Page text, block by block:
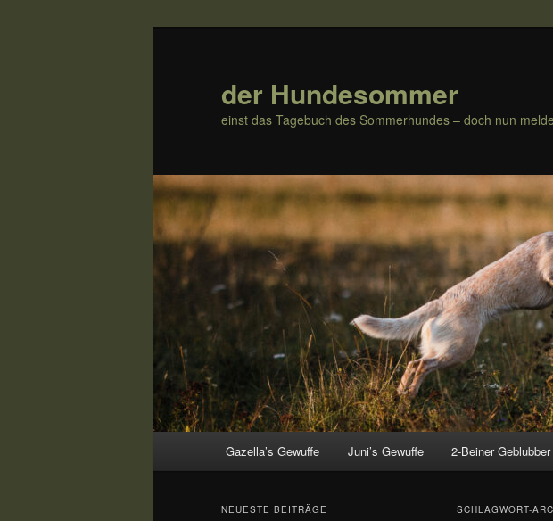
der Hundesommer
einst das Tagebuch des Sommerhundes – doch nun
Gazella’s Gewuffe Juni’s Gewuffe 2-Beiner Geblubber
SCHLAGWORT-
NEUESTE BEITRÄGE